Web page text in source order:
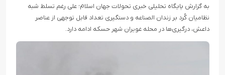
به گزارش پایگاه تحلیلی خبری تحولات جهان اسلام؛ علی رغم تسلط شبه
نظامیان کُرد بر زندان الصناعه و دستگیری تعداد قابل توجهی از عناصر
داعش، درگیری‌ها در محله غویران شهر حسکه ادامه دارد.